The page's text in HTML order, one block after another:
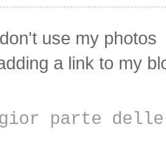
don't use my photos
a link to my
parte